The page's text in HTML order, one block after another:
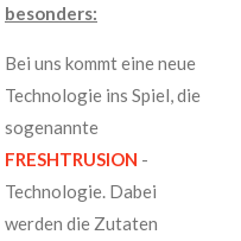
besonders:
Bei uns kommt eine neue
Technologie ins Spiel, die
sogenannte
FRESHTRUSION -
Technologie. Dabei
werden die Zutaten